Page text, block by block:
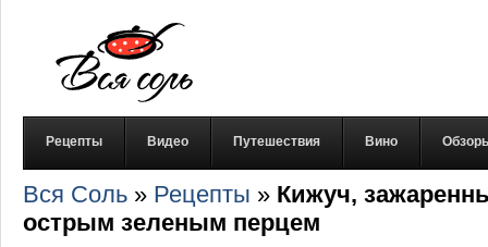
Рецепты Видео Путешествия Вино
Вся Соль » Рецепты » Кижуч,
острым зеленым перцем